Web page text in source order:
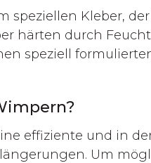
speziellen Kleber,
härten durch
speziell
effiziente und in
Um